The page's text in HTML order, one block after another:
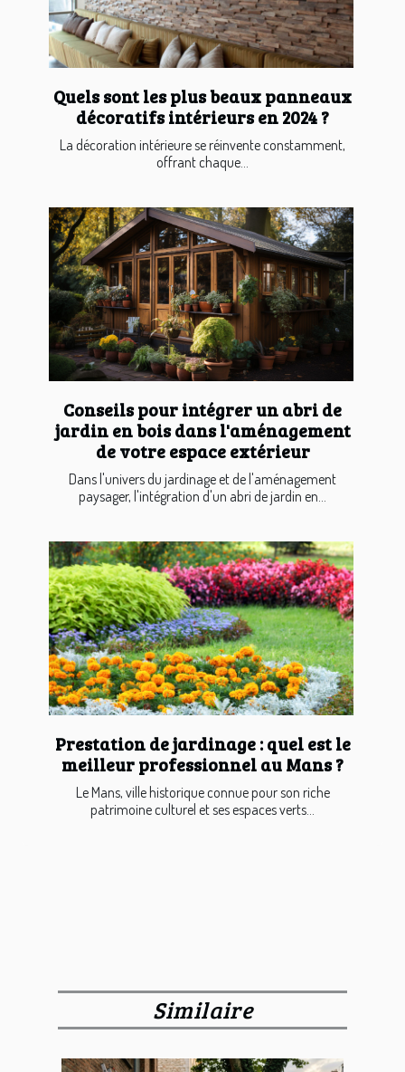
Quels sont les plus beaux panneaux
décoratifs intérieurs en 2024 ?
La décoration intérieure se réinvente constamment,
offrant chaque...
Conseils pour intégrer un abri de
jardin en bois dans l'aménagement
de votre espace extérieur
Dans l'univers du jardinage et de l'aménagement
paysager, l'intégration d'un abri de jardin en...
Prestation de jardinage : quel est le
meilleur professionnel au Mans ?
Le Mans, ville historique connue pour son riche
patrimoine culturel et ses espaces verts...
Similaire